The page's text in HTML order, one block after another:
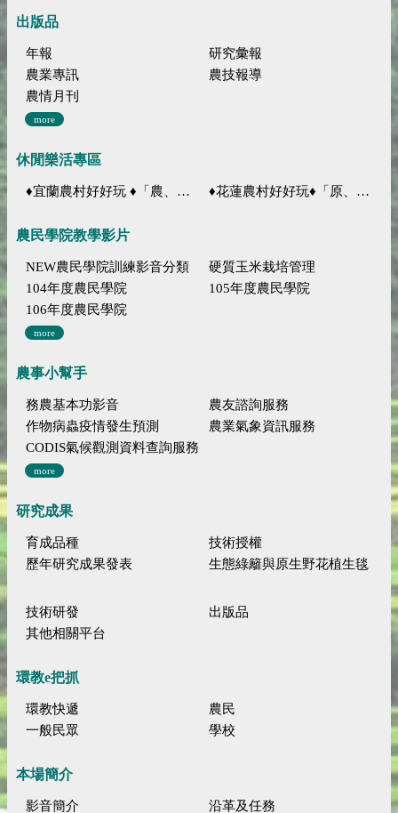
出版品
年報
研究彙報
農業專訊
農技報導
農情月刊
more
休閒樂活專區
♦宜蘭農村好好玩 ♦「農、藝、山、水」四條遊程推薦 ♦花蓮農村好好玩♦「原、生、慢、活」四條遊程推薦
農民學院教學影片
NEW農民學院訓練影音分類
硬質玉米栽培管理
104年度農民學院
105年度農民學院
106年度農民學院
more
農事小幫手
務農基本功影音
農友諮詢服務
作物病蟲疫情發生預測
農業氣象資訊服務
CODIS氣候觀測資料查詢服務
more
研究成果
育成品種
技術授權
歷年研究成果發表
生態綠籬與原生野花植生毯
技術研發
出版品
其他相關平台
環教e把抓
環教快遞
農民
一般民眾
學校
本場簡介
影音簡介 沿革及任務